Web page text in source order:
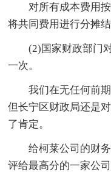
对所有成本费用
将共同费用进行分摊
(2)国家财政部门
一次。
我们在无任何前
但长宁区财政局还是
了肯定。
给柯莱公司的财
评给最高分的一家公司